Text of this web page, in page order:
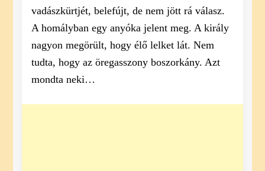
vadászkürtjét, belefújt, de nem jött rá válasz.
A homályban egy anyóka jelent meg. A király
nagyon megörült, hogy élő lelket lát. Nem
tudta, hogy az öregasszony boszorkány. Azt
mondta neki…